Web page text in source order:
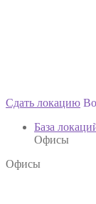
Сдать локацию
База
Офисы
Офисы